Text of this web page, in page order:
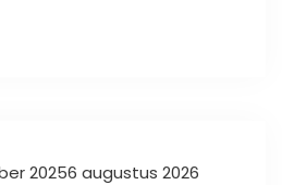
20256 augustus 2026